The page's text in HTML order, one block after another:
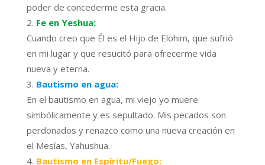
poder de concederme esta gracia.
Fe en Yeshua:
Cuando creo que Él es el Hijo de Elohim, que sufrió
en mi lugar y que resucitó para ofrecerme vida
nueva y eterna.
Bautismo en agua:
En el bautismo en agua, mi viejo yo muere
simbólicamente y es sepultado. Mis pecados son
perdonados y renazco como una nueva creación en
el Mesías, Yahushua.
Bautismo en Espíritu/Fuego: